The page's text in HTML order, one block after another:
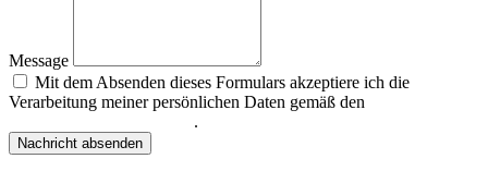
Message
Mit dem Absenden dieses Formulars akzeptiere ich die
Verarbeitung meiner persönlichen Daten gemäß den
.
Nachricht absenden